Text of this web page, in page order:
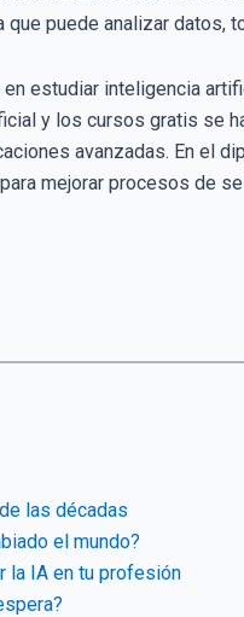
puede analizar datos,
estudiar inteligencia
y los cursos gratis se
avanzadas. En el
mejorar procesos de
las décadas
el mundo?
la IA en tu profesión